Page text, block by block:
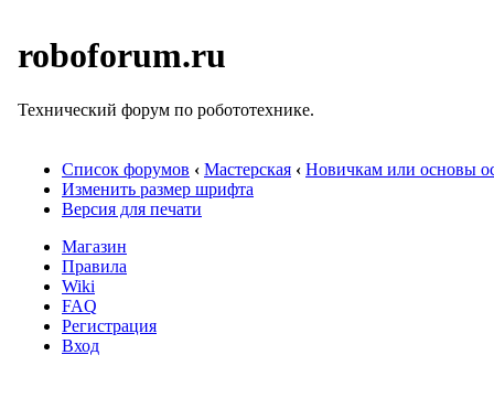
roboforum.ru
Технический форум по робототехнике.
Список форумов ‹ Мастерская ‹ Новичкам или основы
Изменить размер шрифта
Версия для печати
Магазин
Правила
Wiki
FAQ
Регистрация
Вход